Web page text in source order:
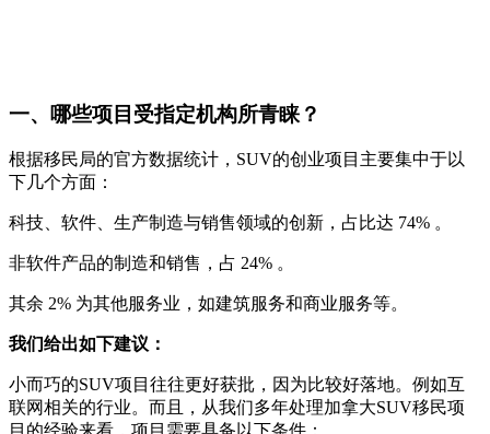
一、哪些项目受指定机构所青睐？
根据移民局的官方数据统计，SUV的创业项目主要集中于以
下几个方面：
科技、软件、生产制造与销售领域的创新，占比达 74% 。
非软件产品的制造和销售，占 24% 。
其余 2% 为其他服务业，如建筑服务和商业服务等。
我们给出如下建议：
小而巧的SUV项目往往更好获批，因为比较好落地。例如互
联网相关的行业。而且，从我们多年处理加拿大SUV移民项